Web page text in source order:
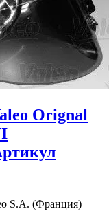
Orignal
S.A. (Франция)